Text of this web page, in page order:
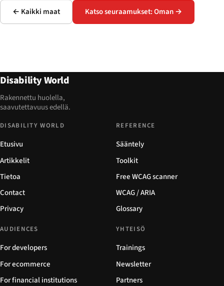
← Kaikki maat Katso seuraamukset: Oman →
Disability World
Rakennettu huolella,
saavutettavuus edellä.
DISABILITY WORLD
Etusivu
Artikkelit
Tietoa
Contact
Privacy
REFERENCE
Sääntely
Toolkit
Free WCAG scanner
WCAG / ARIA
Glossary
AUDIENCES
For developers
For ecommerce
For financial institutions
YHTEISÖ
Trainings
Newsletter
Partners